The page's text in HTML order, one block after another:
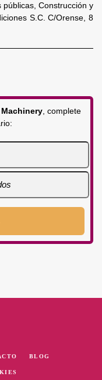
Construcción y
S.C. C/Orense, 8
Machinery, complete
BLOG